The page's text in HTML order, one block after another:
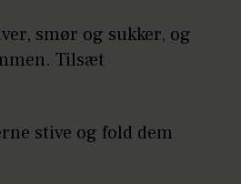
smør og sukker, og
Tilsæt
stive og fold dem